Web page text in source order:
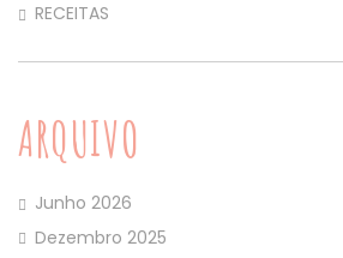
RECEITAS
ARQUIVO
Junho 2026
Dezembro 2025